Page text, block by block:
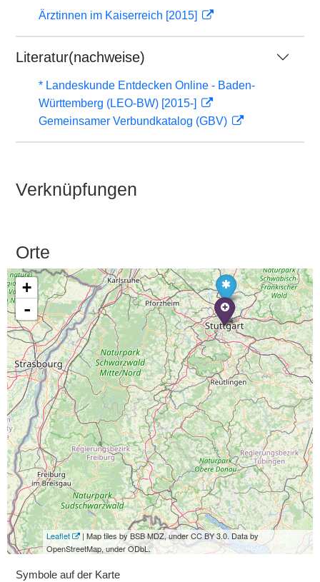
Ärztinnen im Kaiserreich [2015]
Literatur(nachweise)
* Landeskunde Entdecken Online - Baden-
Württemberg (LEO-BW) [2015-]
Gemeinsamer Verbundkatalog (GBV)
Verknüpfungen
Orte
+
-
Leaflet
| Map tiles by BSB MDZ, under CC BY 3.0. Data by
OpenStreetMap, under ODbL.
Symbole auf der Karte